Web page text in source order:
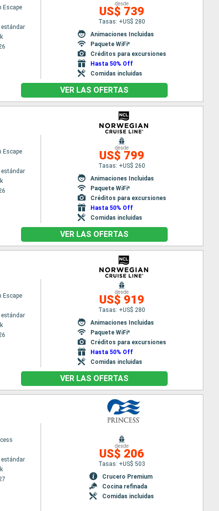
Escape
desde
US$ 739
Tasas: +US$ 280
Animaciones Incluidas
Paquete WiFi*
Créditos para excursiones
Hasta 50% Off
Comidas incluidas
VER LAS OFERTAS
Escape
desde
US$ 799
Tasas: +US$ 260
Animaciones Incluidas
Paquete WiFi*
Créditos para excursiones
Hasta 50% Off
Comidas incluidas
VER LAS OFERTAS
Escape
desde
US$ 919
Tasas: +US$ 280
Animaciones Incluidas
Paquete WiFi*
Créditos para excursiones
Hasta 50% Off
Comidas incluidas
VER LAS OFERTAS
desde
US$ 206
Tasas: +US$ 503
Crucero Premium
Cocina refinada
Comidas incluidas